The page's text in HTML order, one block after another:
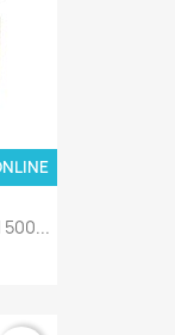
500...